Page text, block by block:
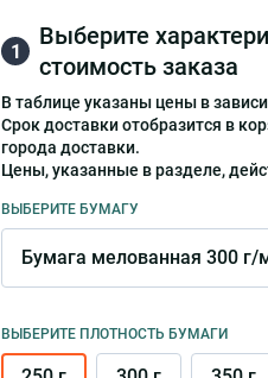
1
Выберите
стоимость заказа
В таблице указаны цены в
Срок доставки отобразится в
города доставки.
Цены, указанные в разделе,
ВЫБЕРИТЕ БУМАГУ
Бумага мелованная 300 г/
ВЫБЕРИТЕ ПЛОТНОСТЬ БУМАГИ